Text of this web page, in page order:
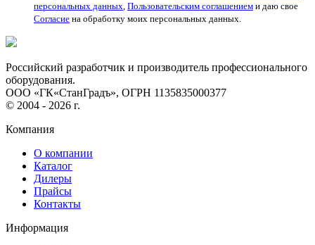
персональных данных, Пользовательским соглашением и даю свое
Согласие на обработку моих персональных данных.
Российский разработчик и производитель профессионального
оборудования.
ООО «ГК«СтанГрадъ», ОГРН 1135835000377
© 2004 - 2026 г.
Компания
О компании
Каталог
Дилеры
Прайсы
Контакты
Информация